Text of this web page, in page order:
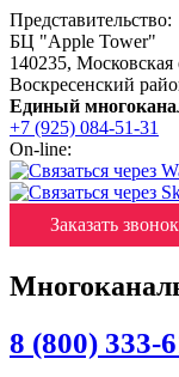
Представительство:
БЦ "Apple Tower"
140235, Московская
Воскресенский
Единый
+7 (925) 084-51-31
On-line:
Заказать звонок
8 (800) 333-